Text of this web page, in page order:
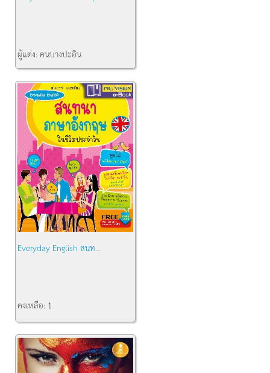
ผู้แต่ง:คนบางปะอิน
สำนักพิมพ์:บริษัท ไอ ดี ซี พร...
คงเหลือ:1
Everyday English สนท...
คงเหลือ: 1